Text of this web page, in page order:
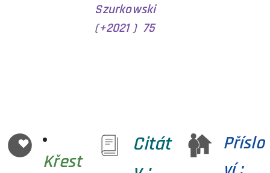
Szurkowski
(+2021 ) 75
Křest
Citát
Příslo